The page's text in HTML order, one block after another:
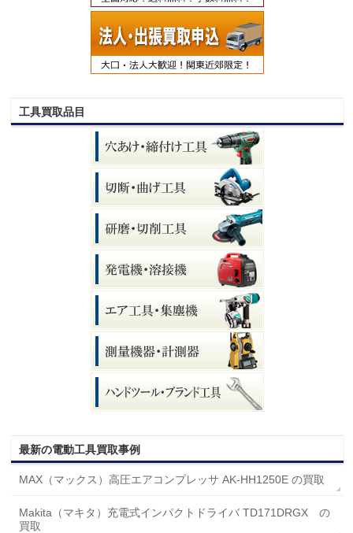
工具買取品目
最新の電動工具買取事例
MAX（マックス）高圧エアコンプレッサ AK-HH1250E の買取
Makita（マキタ）充電式インパクトドライバ TD171DRGX の
買取